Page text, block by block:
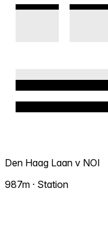
Den Haag Laan v NOI
987m · Station